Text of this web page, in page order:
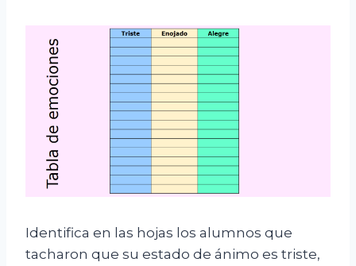
Identifica en las hojas los alumnos que
tacharon que su estado de ánimo es triste,